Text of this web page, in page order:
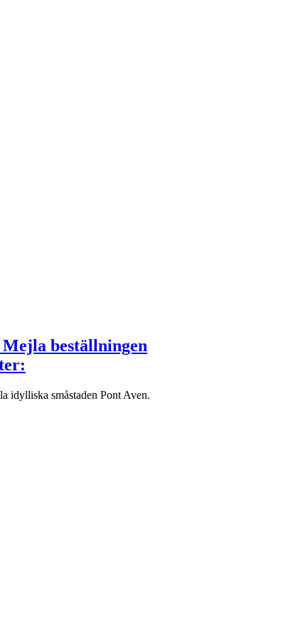
beställningen
idylliska småstaden Pont Aven.